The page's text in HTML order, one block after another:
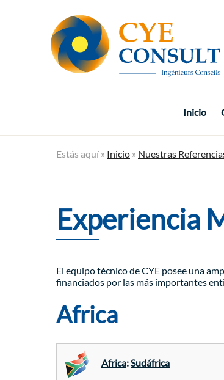
Inicio
Estás aquí » Inicio » Nuestras
Experiencia
El equipo técnico de CYE posee una
financiados por las más importantes
Africa
Africa:Sudáfrica